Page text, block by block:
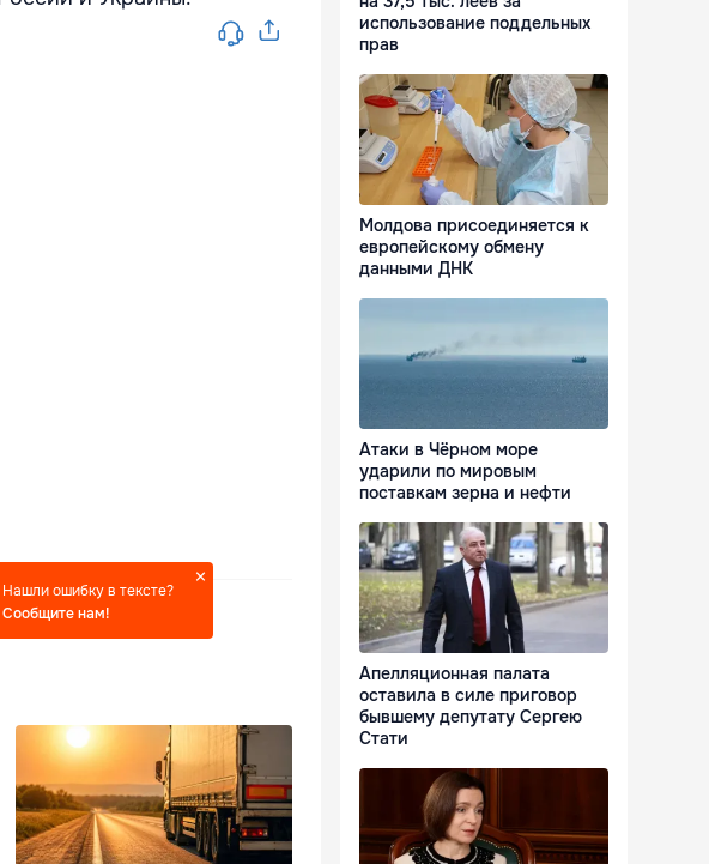
Нашли ошибку в тексте?
Сообщите нам!
использование поддельных
прав
Молдова присоединяется к
европейскому обмену
данными ДНК
Атаки в Чёрном море
ударили по мировым
поставкам зерна и нефти
Апелляционная палата
оставила в силе приговор
бывшему депутату Сергею
Стати